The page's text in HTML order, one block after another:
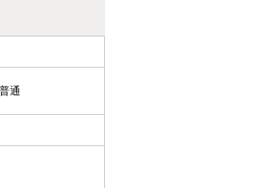
通